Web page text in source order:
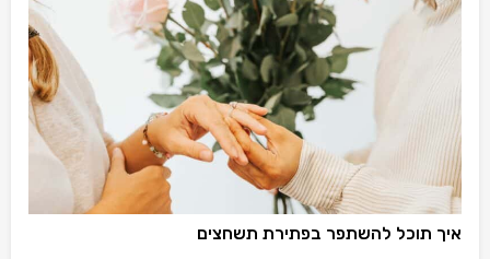
איך תוכל להשתפר בפתירת תשחצים